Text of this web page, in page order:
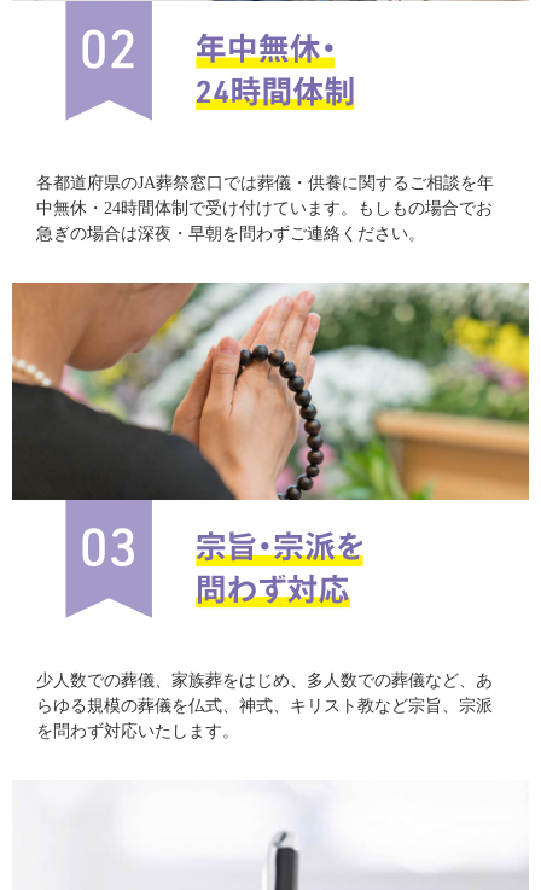
各都道府県のJA葬祭窓口では葬儀・供養に関するご相談を年
中無休・24時間体制で受け付けています。もしもの場合でお
急ぎの場合は深夜・早朝を問わずご連絡ください。
少人数での葬儀、家族葬をはじめ、多人数での葬儀など、あ
らゆる規模の葬儀を仏式、神式、キリスト教など宗旨、宗派
を問わず対応いたします。